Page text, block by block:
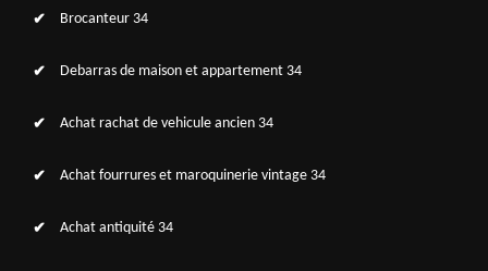
Brocanteur 34
Debarras de maison et appartement 34
Achat rachat de vehicule ancien 34
Achat fourrures et maroquinerie vintage 34
Achat antiquité 34